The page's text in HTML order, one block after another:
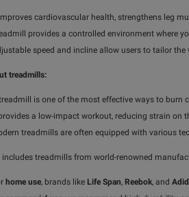
cardiovascular health, strengthens leg
provides a controlled environment where
speed and incline allow users to tailor
treadmills:
is one of the most effective ways to burn
a low-impact workout, reducing strain on
treadmills are often equipped with various
includes treadmills from world-renowned
home use, brands like Life Span, Reebok, and